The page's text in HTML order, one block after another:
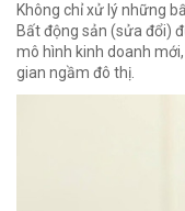
Không chỉ xử lý những
Bất động sản (sửa đổi)
mô hình kinh doanh
gian ngầm đô thị.